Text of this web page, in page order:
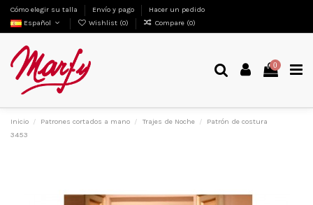
Cómo elegir su talla Envío y pago
Hacer un pedido
Español
Wishlist (0) Compare (0)
0
Inicio Patrones cortados a mano Trajes de Noche
Patrón de costura
3453